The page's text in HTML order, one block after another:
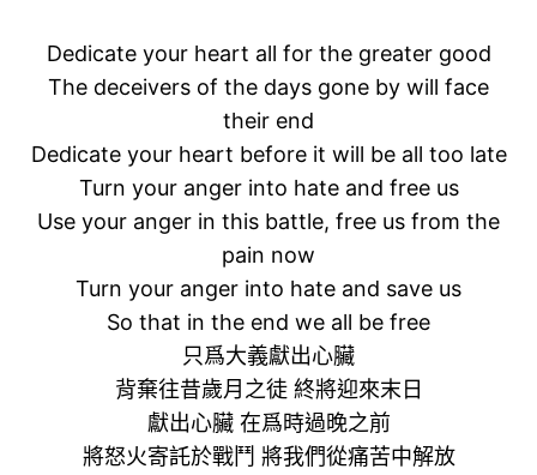
Dedicate your heart all for the greater good
The deceivers of the days gone by will face
their end
Dedicate your heart before it will be all too late
Turn your anger into hate and free us
Use your anger in this battle, free us from the
pain now
Turn your anger into hate and save us
So that in the end we all be free
只爲大義獻出心臟
背棄往昔歲月之徒 終將迎來末日
獻出心臟 在爲時過晚之前
將怒火寄託於戰鬥 將我們從痛苦中解放